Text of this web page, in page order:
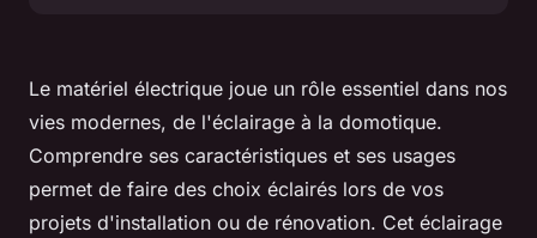
Le matériel électrique joue un rôle essentiel dans nos
vies modernes, de l'éclairage à la domotique.
Comprendre ses caractéristiques et ses usages
permet de faire des choix éclairés lors de vos
projets d'installation ou de rénovation. Cet éclairage